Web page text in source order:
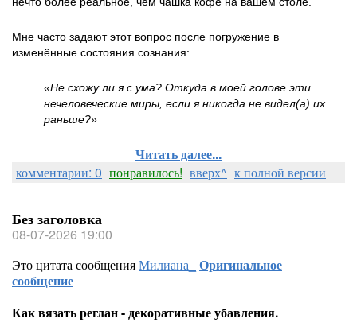
Мне часто задают этот вопрос после погружение в
изменённые состояния сознания:
«Не схожу ли я с ума? Откуда в моей голове эти
нечеловеческие миры, если я никогда не видел(а) их
раньше?»
Читать далее...
комментарии: 0 понравилось! вверх^ к полной версии
Без заголовка
08-07-2026 19:00
Это цитата сообщенияМилиана_ Оригинальное
сообщение
Как вязать реглан - декоративные убавления.